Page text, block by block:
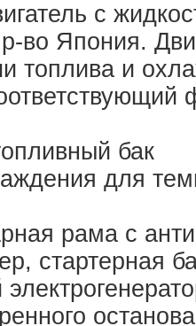
с
во Япония.
топлива и
бак
для
рама с
стартерная